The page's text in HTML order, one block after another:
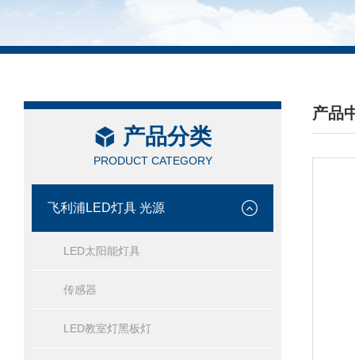
产品分类
PRODUCT CATEGORY
飞利浦LED灯具 光源
LED太阳能灯具
传感器
LED教室灯黑板灯
产品
/